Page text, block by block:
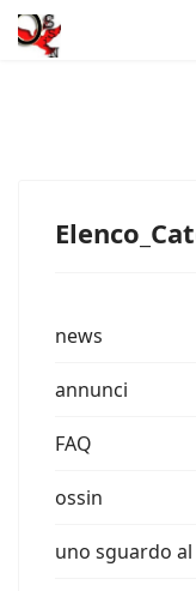
news
annunci
FAQ
ossin
uno sguardo